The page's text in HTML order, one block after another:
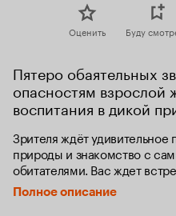
Оценить Буду
Пятеро обаятельных
опасностям взрослой
воспитания в дикой
Зрителя ждёт
природы и знакомство с
обитателями. Вас ждет
крохотными медвежатами.
семьей готовятся покинуть
Полное описание